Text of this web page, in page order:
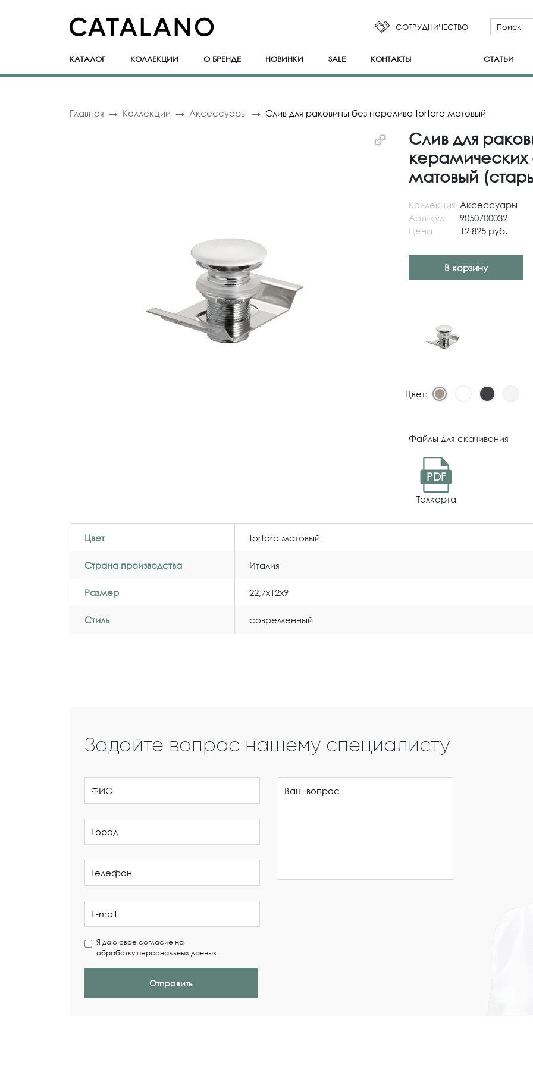
СОТРУДНИЧЕСТВО
КАТАЛОГ КОЛЛЕКЦИИ О БРЕНДЕ НОВИНКИ SALE КОНТАКТЫ СТАТЬИ
Главная Коллекции Аксессуары Слив для раковины без перелива tortora матовый
Слив для
матовый
Коллекция Аксессуары
Артикул
9050700032
Цена
12 825 руб.
В корзину
Цвет:
Файлы для скачивания
PDF
Техкарта
Цвет tortora матовый
Страна производства Италия
Размер 22,7x12x9
Стиль современный
Задайте вопрос нашему специалисту
Я даю своё согласие на
обработку персональных данных
Отправить